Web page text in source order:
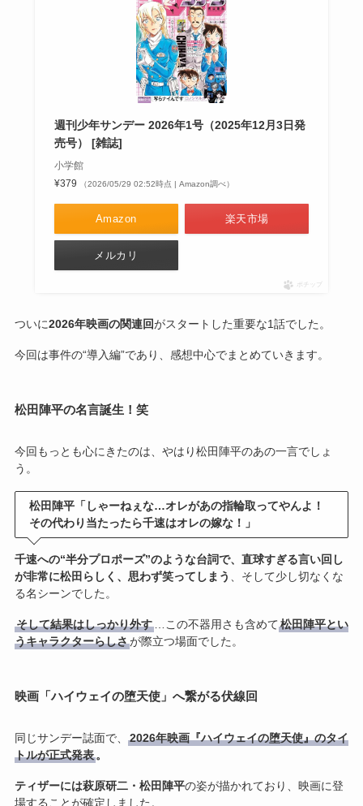
週刊少年サンデー 2026年1号（2025年12月3日発
売号） [雑誌]
小学館
¥379
（2026/05/29 02:52時点 | Amazon調べ）
Amazon 楽天市場
メルカリ
ポチップ
ついに2026年映画の関連回がスタートした重要な1話でした。
今回は事件の“導入編”であり、感想中心でまとめていきます。
松田陣平の名言誕生！笑
今回もっとも心にきたのは、やはり松田陣平のあの一言でしょ
う。
松田陣平「しゃーねぇな…オレがあの指輪取ってやんよ！
その代わり当たったら千速はオレの嫁な！」
千速への“半分プロポーズ”のような台詞で、直球すぎる言い回し
が非常に松田らしく、思わず笑ってしまう 、そして少し切なくな
る名シーンでした。
そして結果はしっかり外す…この不器用さも含めて松田陣平とい
うキャラクターらしさが際立つ場面でした。
映画「ハイウェイの堕天使」へ繋がる伏線回
同じサンデー誌面で、
2026年映画『ハイウェイの堕天使』のタイ
トルが正式発表。
ティザーには萩原研二・松田陣平の姿が描かれており、映画に登
場することが確定しました。